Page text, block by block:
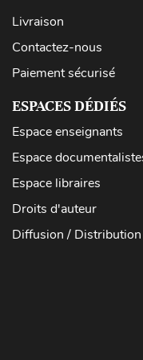
Livraison
Contactez-nous
Paiement sécurisé
ESPACES DÉDIÉS
Espace enseignants
Espace
Espace libraires
Droits d'auteur
Diffusion / Distribution